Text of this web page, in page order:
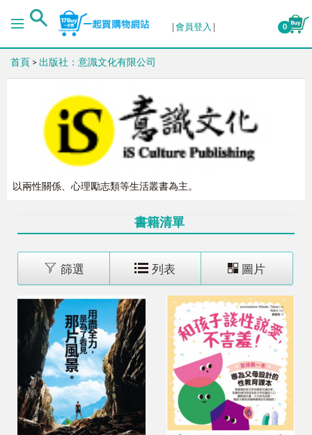
排序
出版日期 (舊→新)
銷售量 (高→低)
價格 (低→高)
會員登入 0
首頁 > 出版社：意識文化有限公司
以兩性關係、心理勵志類等生活叢書為主。
書籍清單
篩選 列表 圖片